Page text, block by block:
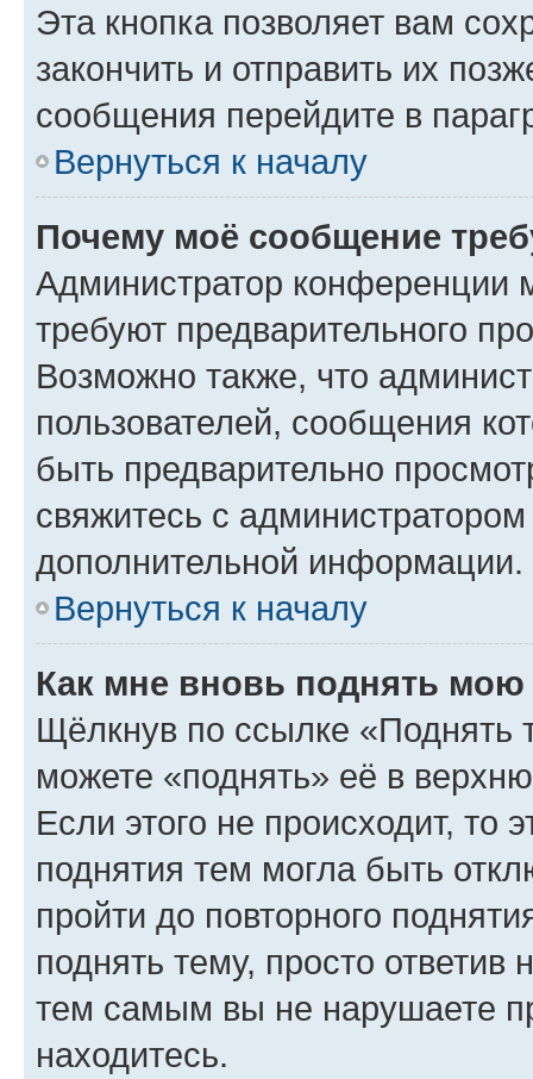
Эта кнопка позволяет вам
закончить и отправить их
сообщения перейдите в
Вернуться к началу
Почему моё сообщение
Администратор конференции
требуют предварительного
Возможно также, что
пользователей, сообщения
быть предварительно
свяжитесь с
дополнительной информации.
Вернуться к началу
Как мне вновь поднять мою
Щёлкнув по ссылке «Поднять
можете «поднять» её в
Если этого не происходит, то
поднятия тем могла быть
пройти до повторного
поднять тему, просто ответив
тем самым вы не нарушаете
находитесь.